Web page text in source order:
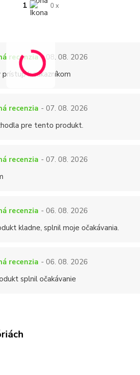
1 0 x
recenzia - 08. 08. 2026
k zákazníkom
recenzia - 07. 08. 2026
pre tento produkt.
recenzia - 07. 08. 2026
recenzia - 06. 08. 2026
kladne, splnil moje očakávania.
recenzia - 06. 08. 2026
splnil očakávanie